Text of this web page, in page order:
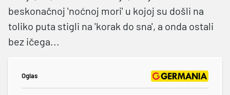
beskonačnoj 'noćnoj mori' u kojoj su došli na
toliko puta stigli na 'korak do sna', a onda ostali
bez ičega...
Oglas